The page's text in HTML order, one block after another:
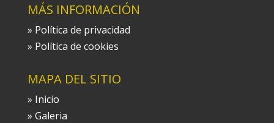
MÁS INFORMACIÓN
» Política de privacidad
» Política de cookies
MAPA DEL SITIO
» Inicio
» Galeria